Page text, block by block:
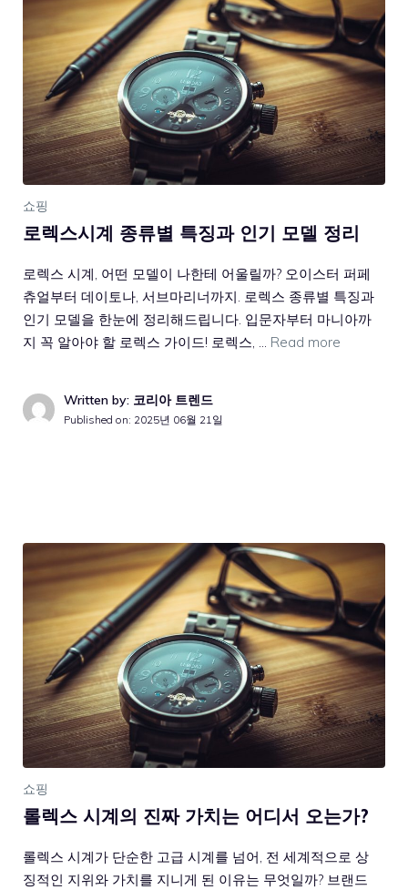
쇼핑
로렉스시계 종류별 특징과 인기 모델 정리
로렉스 시계, 어떤 모델이 나한테 어울릴까? 오이스터 퍼페
츄얼부터 데이토나, 서브마리너까지. 로렉스 종류별 특징과
인기 모델을 한눈에 정리해드립니다. 입문자부터 마니아까
지 꼭 알아야 할 로렉스 가이드! 로렉스, … Read more
Written by: 코리아 트렌드
Published on: 2025년 06월 21일
쇼핑
롤렉스 시계의 진짜 가치는 어디서 오는가?
롤렉스 시계가 단순한 고급 시계를 넘어, 전 세계적으로 상
징적인 지위와 가치를 지니게 된 이유는 무엇일까? 브랜드